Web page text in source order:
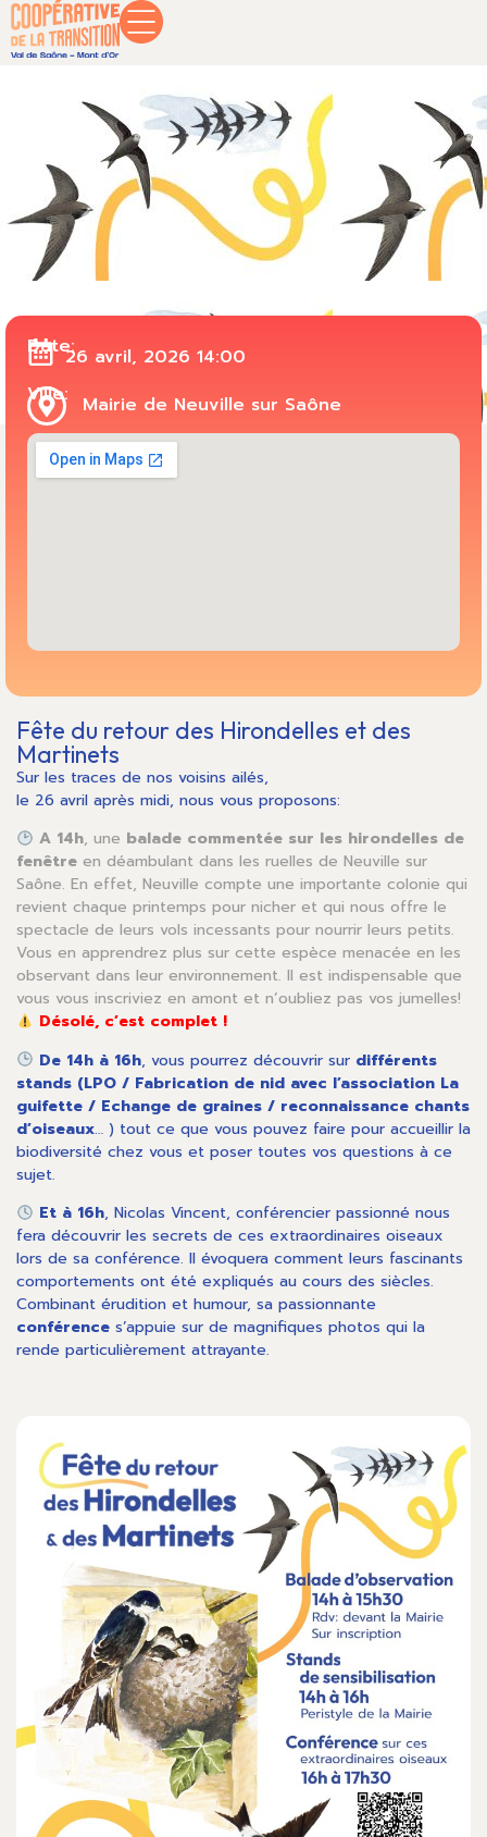
Fête du retour des Hirondelles et des
Martinets
Sur les traces de nos voisins ailés,
le 26 avril après midi, nous vous proposons:
A 14h, une balade commentée sur les hirondelles de
fenêtre en déambulant dans les ruelles de Neuville sur
Saône. En effet, Neuville compte une importante colonie qui
revient chaque printemps pour nicher et qui nous offre le
spectacle de leurs vols incessants pour nourrir leurs petits.
Vous en apprendrez plus sur cette espèce menacée en les
observant dans leur environnement. Il est indispensable que
vous vous inscriviez en amont et n’oubliez pas vos jumelles!
Désolé, c’est complet !
De 14h à 16h, vous pourrez découvrir sur différents
stands (LPO / Fabrication de nid avec l’association La
guifette / Echange de graines / reconnaissance chants
d’oiseaux… ) tout ce que vous pouvez faire pour accueillir la
biodiversité chez vous et poser toutes vos questions à ce
sujet.
Et à 16h, Nicolas Vincent, conférencier passionné nous
fera découvrir les secrets de ces extraordinaires oiseaux
lors de sa conférence. Il évoquera comment leurs fascinants
comportements ont été expliqués au cours des siècles.
Combinant érudition et humour, sa passionnante
conférence s’appuie sur de magnifiques photos qui la
rende particulièrement attrayante.
Date:26 avril, 2026 14:00
Ville:
Mairie de Neuville sur Saône